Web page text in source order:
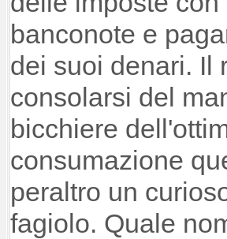
banconote e
dei suoi denari. Il
consolarsi del
bicchiere
consumazione
peraltro un
fagiolo. Quale